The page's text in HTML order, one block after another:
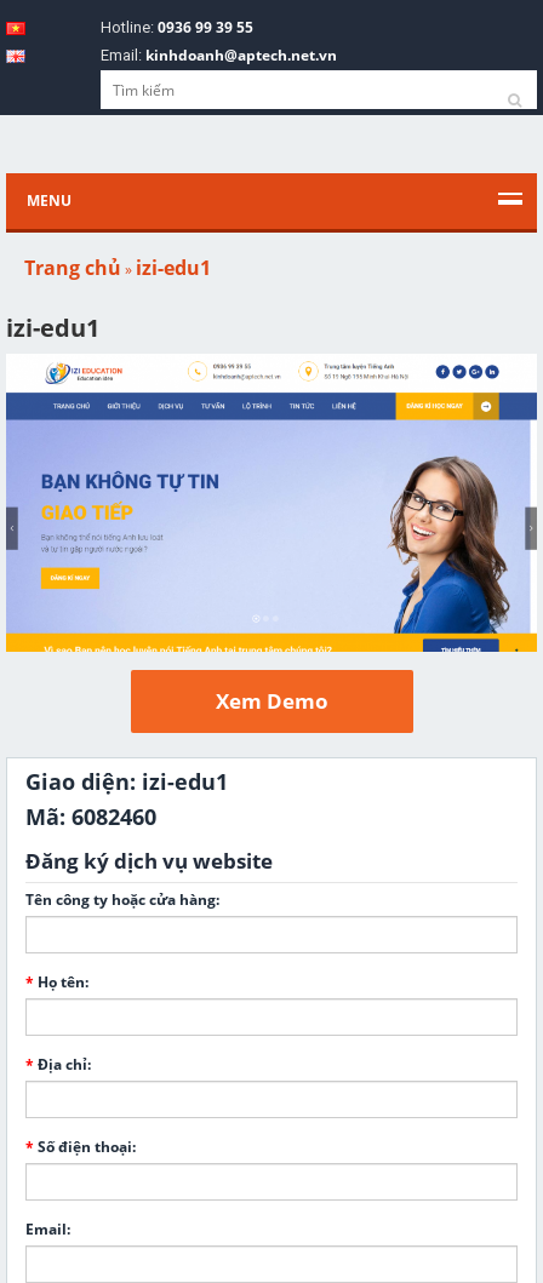
Hotline: 0936 99 39 55
Email: kinhdoanh@aptech.net.vn
MENU
Trang chủ » izi-edu1
izi-edu1
Xem Demo
Giao diện: izi-edu1
Mã: 6082460
Đăng ký dịch vụ website
Tên công ty hoặc cửa hàng:
* Họ tên:
* Địa chỉ:
* Số điện thoại:
Email: